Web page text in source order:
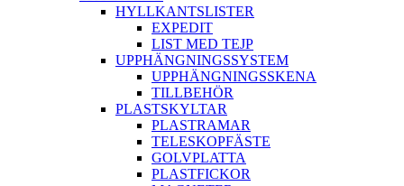
HYLLKANTSLISTER
EXPEDIT
LIST MED TEJP
UPPHÄNGNINGSSYSTEM
UPPHÄNGNINGSSKENA
TILLBEHÖR
PLASTSKYLTAR
PLASTRAMAR
TELESKOPFÄSTE
GOLVPLATTA
PLASTFICKOR